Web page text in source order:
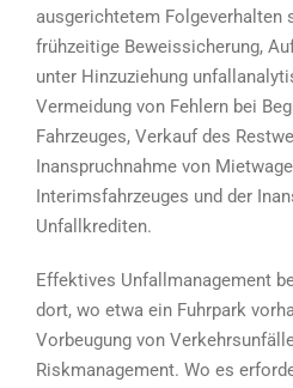
ausgerichtetem Folgeverhalten
frühzeitige Beweissicherung,
unter Hinzuziehung
Vermeidung von Fehlern bei
Fahrzeuges, Verkauf des
Inanspruchnahme von
Interimsfahrzeuges und der
Unfallkrediten.
Effektives Unfallmanagement
dort, wo etwa ein Fuhrpark
Vorbeugung von
Riskmanagement. Wo es